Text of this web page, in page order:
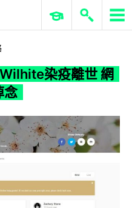
ERP 與商業 AI
染疫離世 網
念